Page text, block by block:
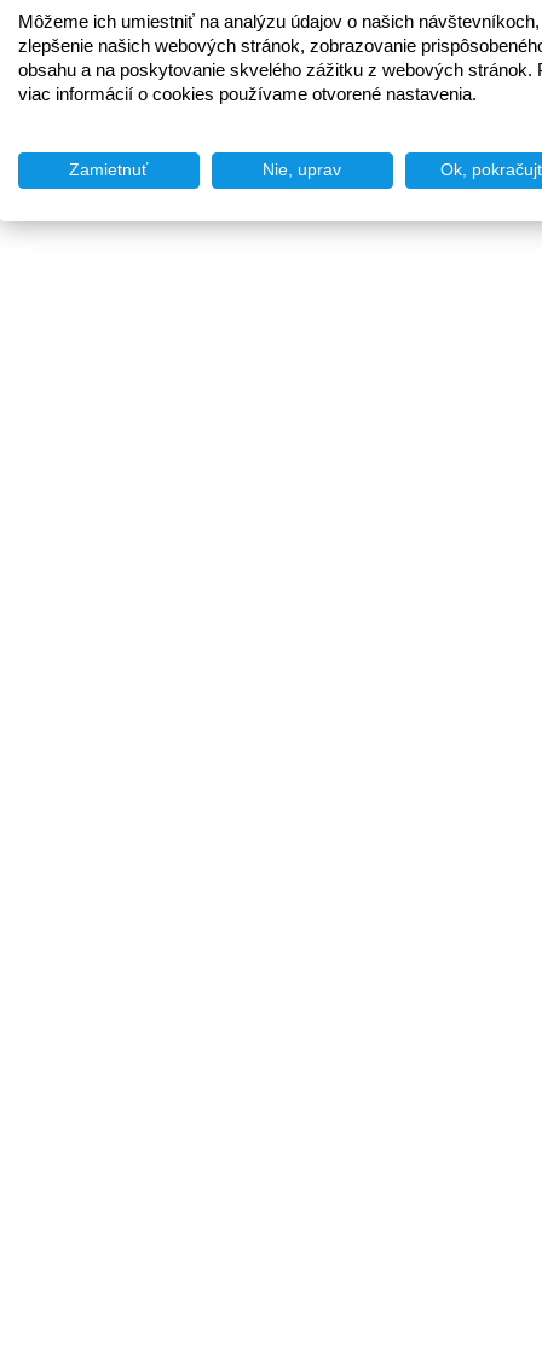
Môžeme ich umiestniť na analýzu údajov o našich
zlepšenie našich webových stránok, zobrazovanie
obsahu a na poskytovanie skvelého zážitku z webových stránok.
viac informácií o cookies používame otvorené nastavenia.
Zamietnuť Nie, uprav Ok,